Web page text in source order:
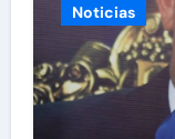
Noticias